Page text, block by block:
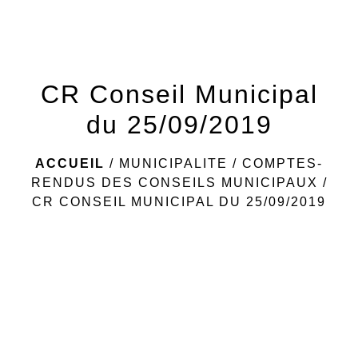
CR Conseil Municipal
du 25/09/2019
ACCUEIL / MUNICIPALITE / COMPTES-
RENDUS DES CONSEILS MUNICIPAUX /
CR CONSEIL MUNICIPAL DU 25/09/2019